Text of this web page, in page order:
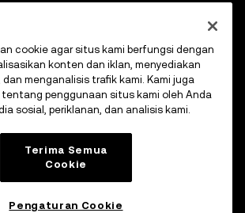
cookie agar situs kami berfungsi dengan
konten dan iklan, menyediakan
menganalisis trafik kami. Kami juga
tentang penggunaan situs kami oleh Anda
sosial, periklanan, dan analisis kami.
Terima Semua
Cookie
Pengaturan Cookie